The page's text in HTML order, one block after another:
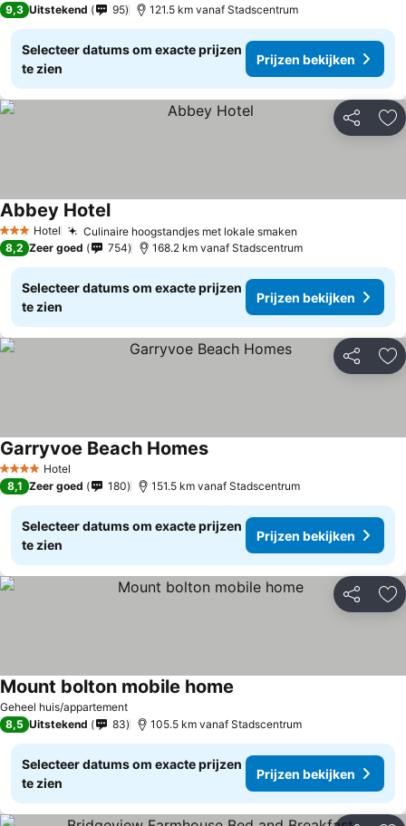
9,3 Uitstekend 95 121.5 km vanaf Stadscentrum
Selecteer datums om exacte prijzen
te zien
Prijzen bekijken
Delen
3 SterrenHotel Culinaire hoogstandjes met lokale smaken
Abbey HotelPrijzen bekijken
8,2 Zeer goed 754 168.2 km vanaf Stadscentrum
Selecteer datums om exacte prijzen
te zien
Prijzen bekijken
Delen
4 SterrenHotel
Garryvoe Beach HomesPrijzen bekijken
8,1 Zeer goed 180 151.5 km vanaf Stadscentrum
Selecteer datums om exacte prijzen
te zien
Prijzen bekijken
Delen
Geheel huis/appartement
Mount bolton mobile home
8,5 Uitstekend 83 105.5 km vanaf Stadscentrum
Selecteer datums om exacte prijzen
te zien
Prijzen bekijken